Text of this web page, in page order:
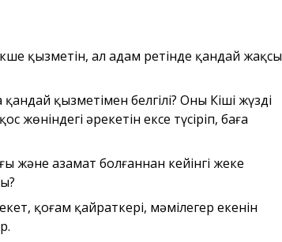
қызметін, ал адам ретінде қандай жақсы
қызметімен белгілі? Оның Кіші жүзді
жөніндегі әрекетін ексе түсіріп, баға
және азамат болғаннан кейінгі жеке
қоғам қайраткері, мәмілегер екенін